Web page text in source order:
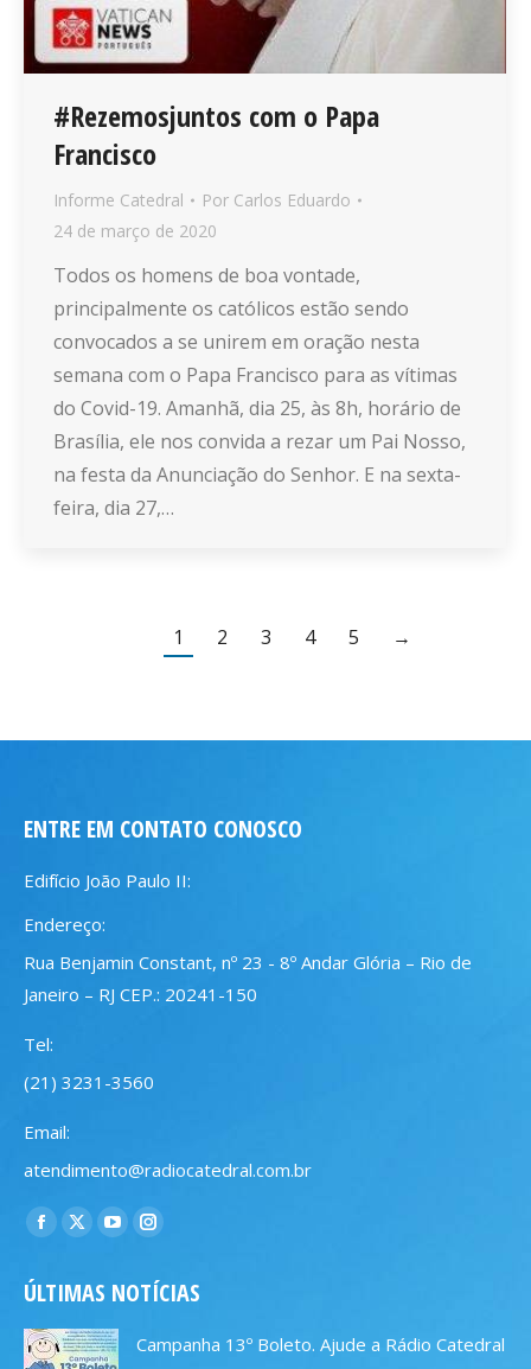
#Rezemosjuntos com o Papa
Francisco
Informe Catedral Por Carlos Eduardo
24 de março de 2020
Todos os homens de boa vontade,
principalmente os católicos estão sendo
convocados a se unirem em oração nesta
semana com o Papa Francisco para as vítimas
do Covid-19. Amanhã, dia 25, às 8h, horário de
Brasília, ele nos convida a rezar um Pai Nosso,
na festa da Anunciação do Senhor. E na sexta-
feira, dia 27,…
1 2 3 4 5 →
ENTRE EM CONTATO CONOSCO
Edifício João Paulo II:
Endereço:
Rua Benjamin Constant, nº 23 - 8º Andar Glória – Rio de
Janeiro – RJ CEP.: 20241-150
Tel:
(21) 3231-3560
Email:
atendimento@radiocatedral.com.br
Encontre-nos em:
Facebook
opens
in
new
X
opens
in
new
YouTube
opens
in
new
Instagram
opens
new
ÚLTIMAS NOTÍCIAS
Campanha 13º Boleto. Ajude a Rádio Catedral